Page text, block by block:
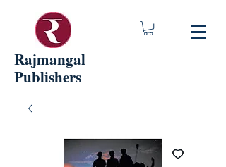
Rajmangal
Publishers